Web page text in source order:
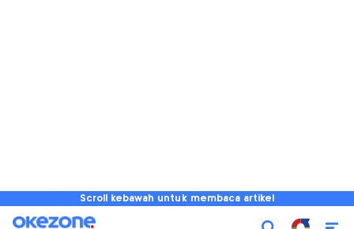
Scroll kebawah untuk membaca artikel